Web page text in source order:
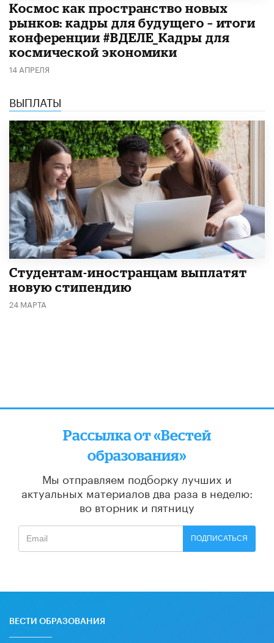
Космос как пространство новых
рынков: кадры для будущего – итоги
конференции #ВДЕЛЕ_Кадры для
космической экономики
14 АПРЕЛЯ
ВЫПЛАТЫ
Студентам-иностранцам выплатят
новую стипендию
24 МАРТА
Рассылка от «Вестей
образования»
Мы отправляем подборку лучших и
актуальных материалов два раза в неделю:
во вторник и пятницу
ПОДПИСАТЬСЯ
ВЕСТИ ОБРАЗОВАНИЯ